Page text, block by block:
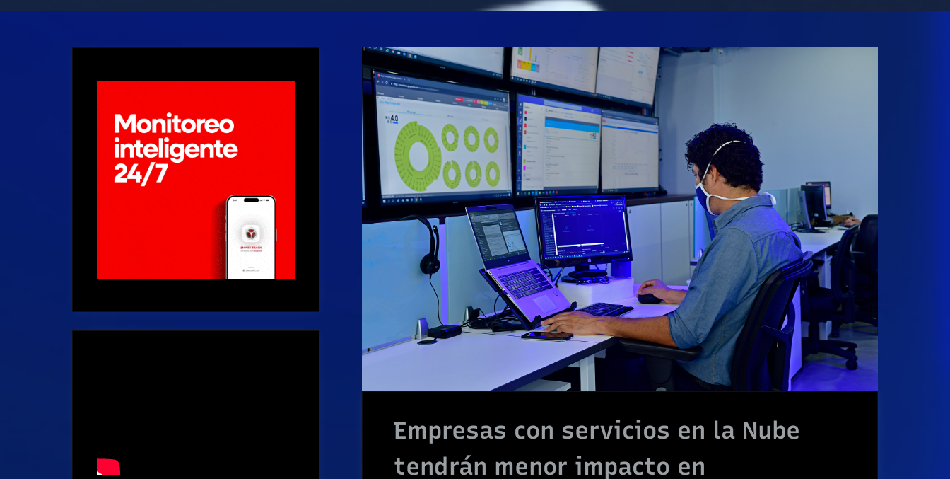
Empresas con servicios en la Nube
tendrán menor impacto en